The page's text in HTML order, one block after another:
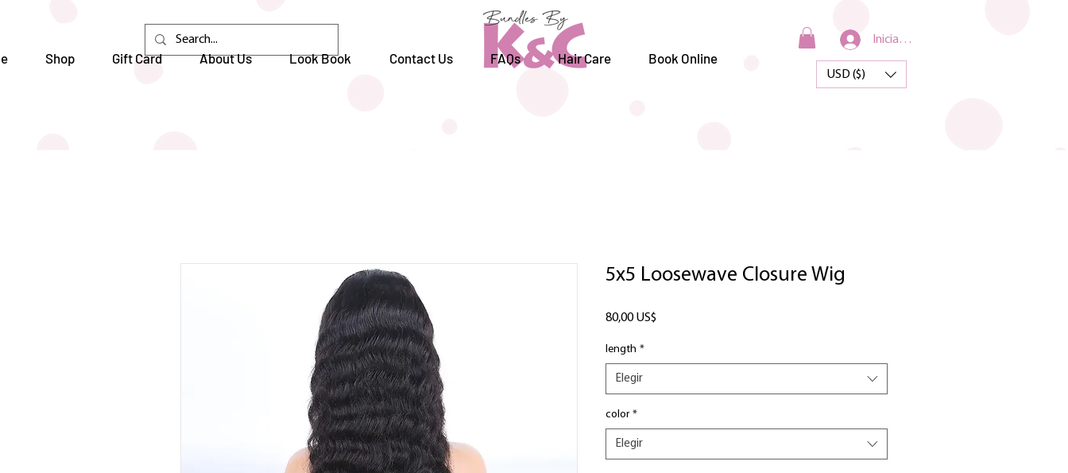
Shop Gift Card About Us Look Book Contact Us FAQs Hair Care Book Online
Iniciar sesión
USD ($)
5x5 Loosewave Closure Wig
80,00 US$
length *
Elegir
color *
Elegir